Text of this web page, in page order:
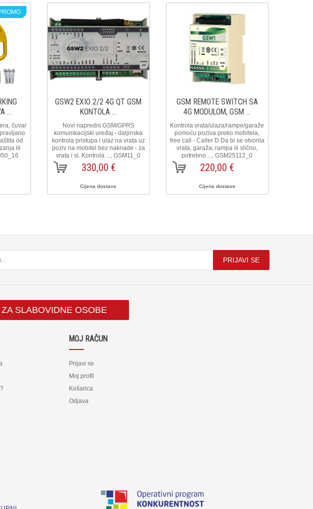
...
čuvar
od
ili
GSW2 EXIO 2/2 4G QT GSM
KONTOLA ...
Novi napredni GSM/GPRS
komunikacijski uređaj - daljinska
kontrola pristupa i ulaz na vrata uz
poziv na mobitel bez naknade - za
vrata i sl. Kontrola ..., GSM11_0
330,00 €
Cijena dostave
GSM REMOTE SWITCH SA
4G MODULOM, GSM ...
Kontrola vrata/ulaza/rampe/garaže
pomoću poziva preko mobitela,
free call - Caller D Da bi se otvorila
vrata, garaža, rampa ili slično,
potrebno ..., GSM25112_0
220,00 €
Cijena dostave
PRIJAVI SE
ZA SLABOVIDNE OSOBE
MOJ RAČUN
Prijavi se
Moj profil
Košarica
Odjava